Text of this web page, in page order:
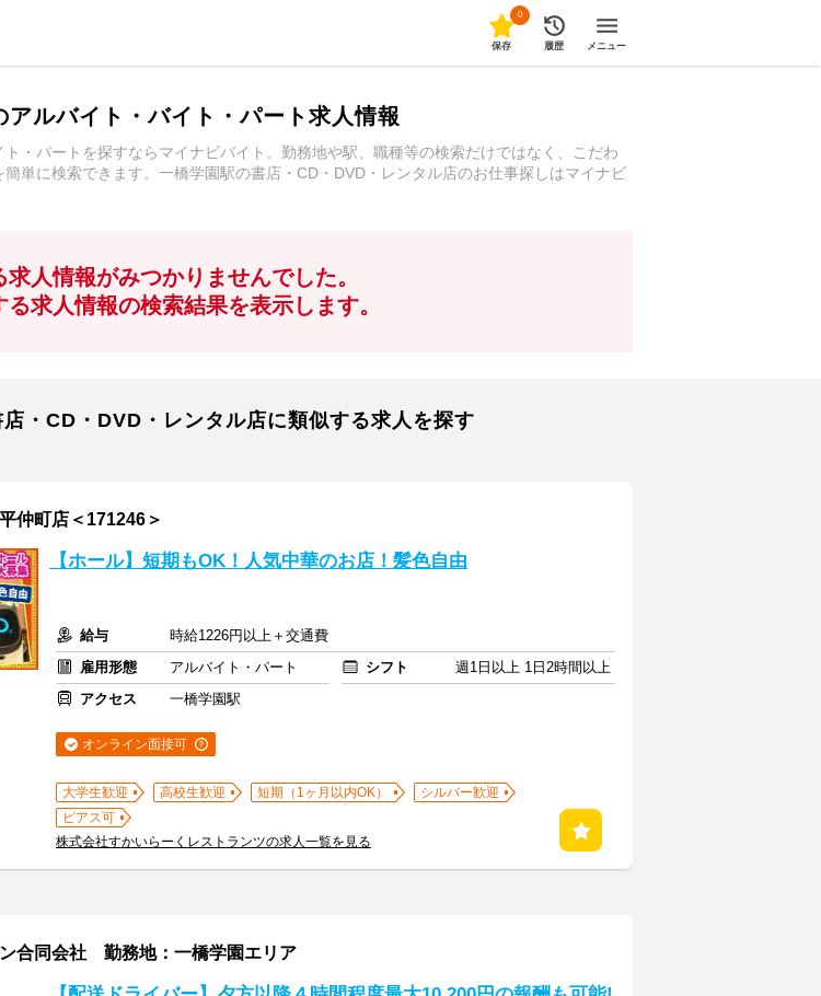
0
保存 履歴 メニュー
ルバイト・バイト・パート求人情報
・パートを探すならマイナビバイト。勤務地や駅、職種等の検索だけではなく、こだわ
単に検索できます。一橋学園駅の書店・CD・DVD・レンタル店のお仕事探しはマイナビ
人情報がみつかりませんでした。
求人情報の検索結果を表示します。
・CD・DVD・レンタル店に類似する求人を探す
仲町店＜171246＞
【ホール】短期もOK！人気中華のお店！髪色自由
給与
時給1226円以上＋交通費
雇用形態
アルバイト・パート シフト
週1日以上 1日2時間以上
アクセス
一橋学園駅
オンライン面接可
大学生歓迎 高校生歓迎 短期（1ヶ月以内OK）
シルバー歓迎
ピアス可
株式会社すかいらーくレストランツの求人一覧を見る
合同会社 勤務地：一橋学園エリア